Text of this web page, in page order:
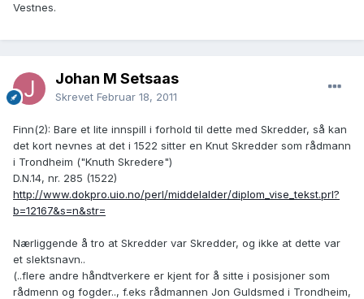
Vestnes.
Johan M Setsaas
Skrevet Februar 18, 2011
Finn(2): Bare et lite innspill i forhold til dette med Skredder, så kan
det kort nevnes at det i 1522 sitter en Knut Skredder som rådmann
i Trondheim ("Knuth Skredere")
D.N.14, nr. 285 (1522)
http://www.dokpro.uio.no/perl/middelalder/diplom_vise_tekst.prl?
b=12167&s=n&str=
Nærliggende å tro at Skredder var Skredder, og ikke at dette var
et slektsnavn..
(..flere andre håndtverkere er kjent for å sitte i posisjoner som
rådmenn og fogder.., f.eks rådmannen Jon Guldsmed i Trondheim,